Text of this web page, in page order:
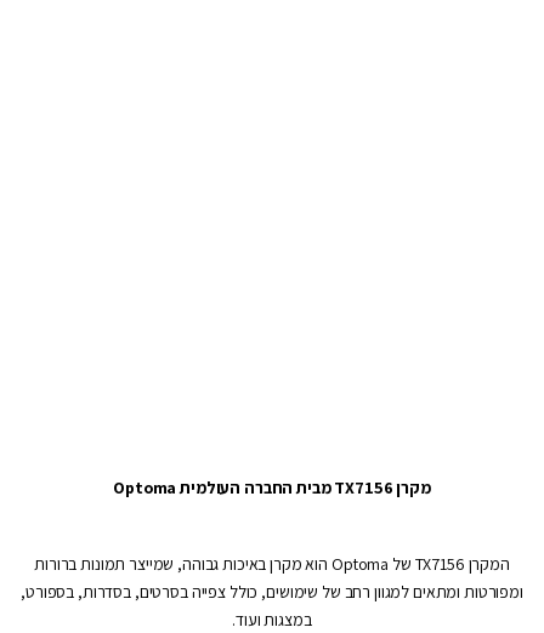
מקרן TX7156 מבית החברה העולמית Optoma
המקרן TX7156 של Optoma הוא מקרן באיכות גבוהה, שמייצר תמונות ברורות
ומפורטות ומתאים למגוון רחב של שימושים, כולל צפייה בסרטים, בסדרות, בספורט,
במצגות ועוד.